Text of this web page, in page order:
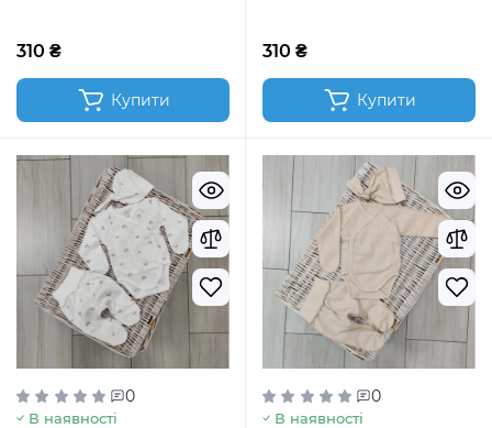
310 ₴
Купити
310 ₴
Купити
0
В наявності
0
В наявності